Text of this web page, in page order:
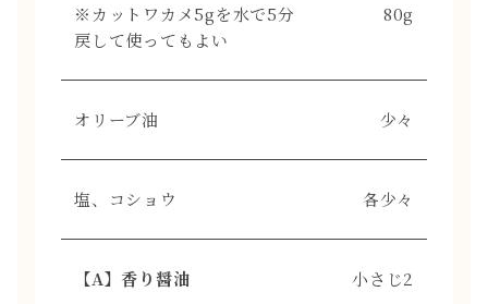
※カットワカメ5gを水で5分
戻して使ってもよい
80g
オリーブ油 少々
塩、コショウ 各少々
【A】香り醤油 小さじ2